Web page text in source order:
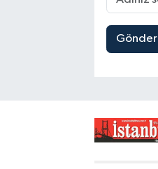
Gönder